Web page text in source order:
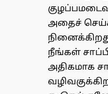
அதைச்
நீங்கள்
அதிகமாக